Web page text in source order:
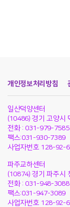
개인정보처리방침
일산덕양센터
(10486) 경기 고양시
전화 : 031-979-7585
팩스:031-930-7389
사업자번호 128-92-
파주교하센터
(10874) 경기 파주시
전화 : 031-948-3088
팩스:031-947-3089
사업자번호 128-92-